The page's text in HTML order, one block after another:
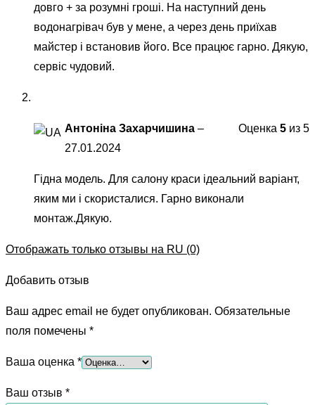
довго + за розумні гроші. На наступний день
водонагрівач був у мене, а через день приїхав
майстер і встановив його. Все працює гарно. Дякую,
сервіс чудовий.
Оценка 5 из 5
Антоніна Захарчишина –
27.01.2024
Гідна модель. Для салону краси ідеальний варіант,
яким ми і скористалися. Гарно виконали
монтаж.Дякую.
Отображать только отзывы на RU (0)
Добавить отзыв
Ваш адрес email не будет опубликован. Обязательные
поля помечены *
Ваша оценка *
Ваш отзыв *